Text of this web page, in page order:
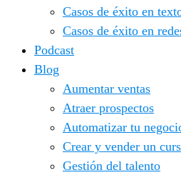
Casos de éxito en
Casos de éxito en
Podcast
Blog
Aumentar ventas
Atraer prospectos
Automatizar tu
Crear y vender un
Gestión del talento